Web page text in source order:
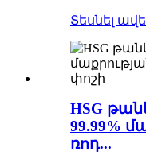
Տեսնել
HSG
99.99%
ռոդ...